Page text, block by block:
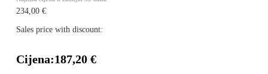
234,00 €
Sales price with discount:
Cijena:187,20 €